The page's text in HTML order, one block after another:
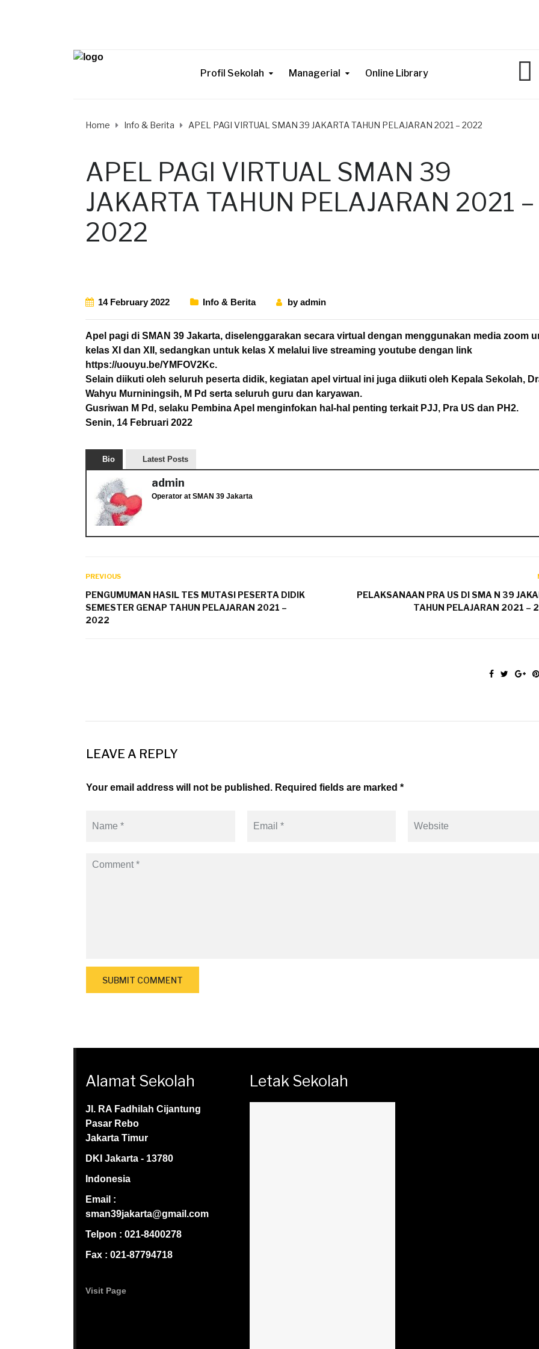
Profil Sekolah Managerial Online Library
Home Info & Berita APEL PAGI VIRTUAL SMAN 39 JAKARTA TAHUN PELAJARAN 2021 – 2022
APEL PAGI VIRTUAL SMAN 39
JAKARTA TAHUN PELAJARAN 2021 –
2022
14 February 2022 Info & Berita byadmin
Apel pagi di SMAN 39 Jakarta, diselenggarakan secara virtual dengan menggunakan media zoom
kelas XI dan XII, sedangkan untuk kelas X melalui live streaming youtube dengan link
https://uouyu.be/YMFOV2Kc.
Selain diikuti oleh seluruh peserta didik, kegiatan apel virtual ini juga diikuti oleh Kepala Sekolah,
Wahyu Murniningsih, M Pd serta seluruh guru dan karyawan.
Gusriwan M Pd, selaku Pembina Apel menginfokan hal-hal penting terkait PJJ, Pra US dan PH2.
Senin, 14 Februari 2022
Bio Latest Posts
admin
Operator at SMAN 39 Jakarta
PREVIOUS
PENGUMUMAN HASIL TES MUTASI PESERTA DIDIK
SEMESTER GENAP TAHUN PELAJARAN 2021 –
2022
PELAKSANAAN PRA US DI SMA N 39
TAHUN PELAJARAN 2021 –
LEAVE A REPLY
Your email address will not be published. Required fields are marked *
Alamat Sekolah
Jl. RA Fadhilah Cijantung
Pasar Rebo
Jakarta Timur
DKI Jakarta - 13780
Indonesia
Email :
sman39jakarta@gmail.com
Telpon : 021-8400278
Fax : 021-87794718
Visit Page
Letak Sekolah